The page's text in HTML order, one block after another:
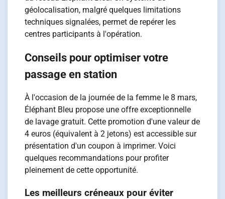
géolocalisation, malgré quelques limitations
techniques signalées, permet de repérer les
centres participants à l'opération.
Conseils pour optimiser votre
passage en station
À l'occasion de la journée de la femme le 8 mars,
Éléphant Bleu propose une offre exceptionnelle
de lavage gratuit. Cette promotion d'une valeur de
4 euros (équivalent à 2 jetons) est accessible sur
présentation d'un coupon à imprimer. Voici
quelques recommandations pour profiter
pleinement de cette opportunité.
Les meilleurs créneaux pour éviter